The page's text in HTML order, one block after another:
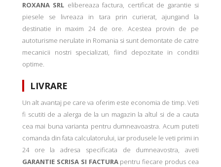
ROXANA SRL elibereaza factura, certificat de garantie si
piesele se livreaza in tara prin curierat, ajungand la
destinatie in maxim 24 de ore. Acestea provin de pe
autoturisme nerulate in Romania si sunt demontate de catre
mecanicii nostri specializati, fiind depozitate in conditii
optime.
LIVRARE
Un alt avantaj pe care va oferim este economia de timp. Veti
fi scutiti de a alerga de la un magazin la altul si de a cauta
cea mai buna varianta pentru dumneavoastra. Acum puteti
comanda din fata calculatorului, iar produsele le veti primi in
24 ore la adresa specificata de dumneavostra, aveti
GARANTIE SCRISA SI FACTURApentru fiecare produs cea